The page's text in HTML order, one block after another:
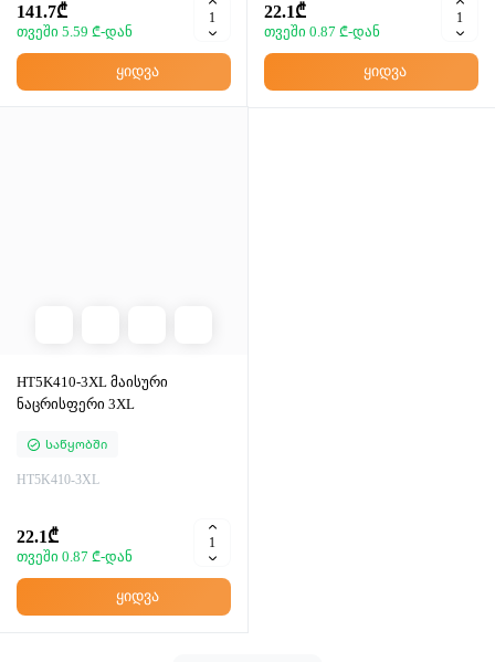
141.7₾
თვეში 5.59 ₾-დან
ყიდვა
22.1₾
თვეში 0.87 ₾-დან
ყიდვა
HT5K410-3XL მაისური
ნაცრისფერი 3XL
Საწყობში
HT5K410-3XL
22.1₾
თვეში 0.87 ₾-დან
ყიდვა